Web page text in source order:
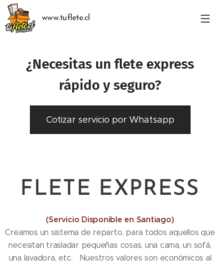
www.tuflete.cl
¿Necesitas un flete express
rápido y seguro?
Cotizar servicio por Whatsapp
FLETE EXPRESS
(Servicio Disponible en Santiago)
Creamos un sistema de reparto, para todos aquellos que
necesitan trasladar pequeñas cosas, una cama, un sofá,
una lavadora, etc. Nuestros valores son económicos al